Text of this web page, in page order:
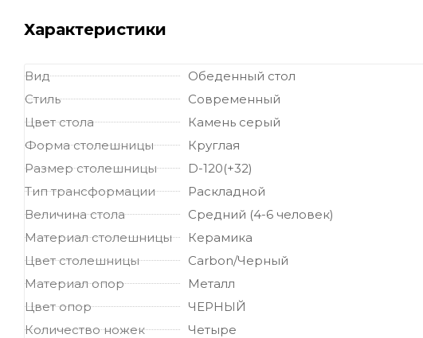
Характеристики
Вид
Обеденный стол
Стиль
Современный
Цвет стола
Камень серый
Форма столешницы
Круглая
Размер столешницы
D-120(+32)
Тип трансформации
Раскладной
Величина стола
Средний (4-6 человек)
Материал столешницы
Керамика
Цвет столешницы
Carbon/Черный
Материал опор
Металл
Цвет опор
ЧЕРНЫЙ
Количество ножек
Четыре